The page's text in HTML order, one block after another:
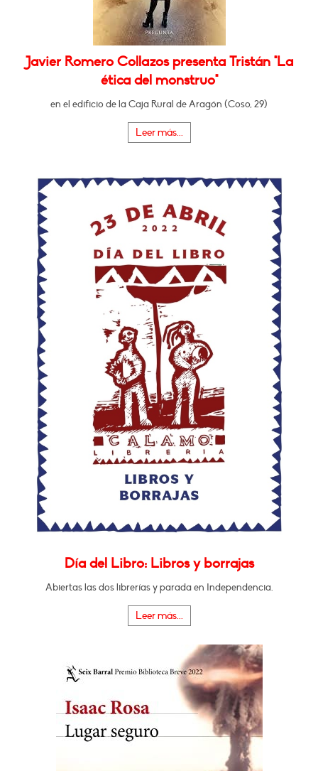
Javier Romero Collazos presenta Tristán "La
ética del monstruo"
en el edificio de la Caja Rural de Aragón (Coso, 29)
Leer más...
Día del Libro: Libros y borrajas
Abiertas las dos librerías y parada en Independencia.
Leer más...